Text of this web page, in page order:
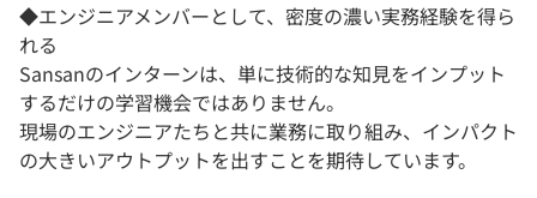
◆エンジニアメンバーとして、密度の濃い実務経験を得ら
れる
Sansanのインターンは、単に技術的な知見をインプット
するだけの学習機会ではありません。
現場のエンジニアたちと共に業務に取り組み、インパクト
の大きいアウトプットを出すことを期待しています。